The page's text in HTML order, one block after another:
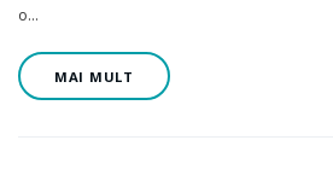
o…
MAI MULT